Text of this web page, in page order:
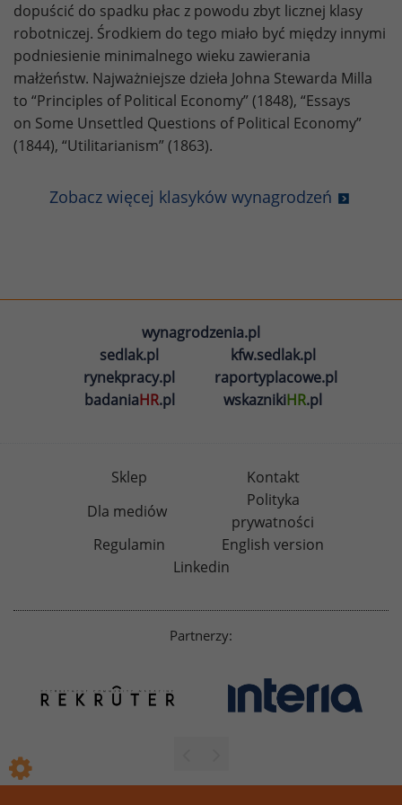
dopuścić do spadku płac z powodu zbyt licznej klasy
robotniczej. Środkiem do tego miało być między innymi
podniesienie minimalnego wieku zawierania
małżeństw. Najważniejsze dzieła Johna Stewarda Milla
to “Principles of Political Economy” (1848), “Essays
on Some Unsettled Questions of Political Economy”
(1844), “Utilitarianism” (1863).
Zobacz więcej klasyków wynagrodzeń
wynagrodzenia.pl
sedlak.pl
kfw.sedlak.pl
rynekpracy.pl
raportyplacowe.pl
badaniaHR.pl wskaznikiHR.pl
Sklep
Kontakt
Dla mediów
Polityka
prywatności
Regulamin
English version
Linkedin
Partnerzy: